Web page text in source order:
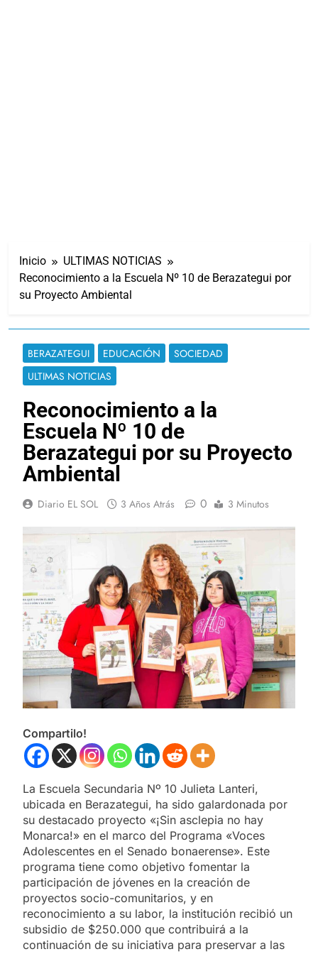
Inicio
ULTIMAS NOTICIAS
Reconocimiento a la Escuela Nº 10 de Berazategui por
su Proyecto Ambiental
BERAZATEGUI EDUCACIÓN
SOCIEDAD
ULTIMAS NOTICIAS
Reconocimiento a la
Escuela Nº 10 de
Berazategui por su Proyecto
Ambiental
Diario EL SOL 3 Años Atrás 0 3 Minutos
Compartilo!
La Escuela Secundaria Nº 10 Julieta Lanteri,
ubicada en Berazategui, ha sido galardonada por
su destacado proyecto «¡Sin asclepia no hay
Monarca!» en el marco del Programa «Voces
Adolescentes en el Senado bonaerense». Este
programa tiene como objetivo fomentar la
participación de jóvenes en la creación de
proyectos socio-comunitarios, y en
reconocimiento a su labor, la institución recibió un
subsidio de $250.000 que contribuirá a la
continuación de su iniciativa para preservar a las